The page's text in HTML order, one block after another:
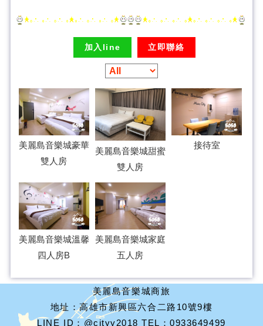
加入line 立即聯絡
美麗島音樂城豪華
雙人房
美麗島音樂城甜蜜
雙人房
接待室
美麗島音樂城溫馨
四人房B
美麗島音樂城家庭
五人房
美麗島音樂城商旅
地址：高雄市新興區六合二路10號9樓
LINE ID：@cityy2018 TEL：0933649499